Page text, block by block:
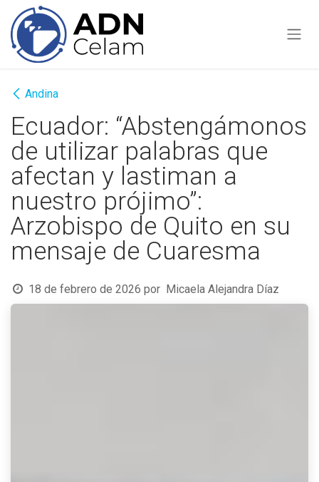
Ir al contenido
Andina
Ecuador: “Abstengámonos
de utilizar palabras que
afectan y lastiman a
nuestro prójimo”:
Arzobispo de Quito en su
mensaje de Cuaresma
18 de febrero de 2026 por Micaela Alejandra Díaz